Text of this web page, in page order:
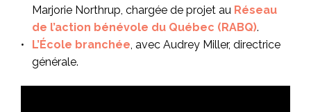
Marjorie Northrup, chargée de projet au Réseau
de l’action bénévole du Québec (RABQ).
L’École branchée , avec Audrey Miller, directrice
générale.